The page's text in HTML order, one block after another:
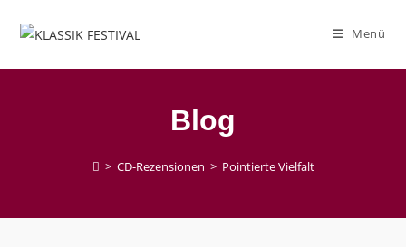
Inhalt
Menü
Blog
> CD-Rezensionen > Pointierte Vielfalt